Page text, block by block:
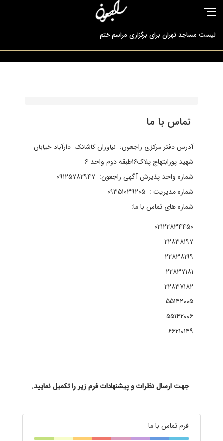
لیست مساجد تهران برای برگزاری مراسم ختم
آگهی راجعون یاری شما رو ارج نهاده همراهی شما را سپاس می گوید
تماس با ما
آدرس دفتر مرکزی راجعون: نیاوران کاشانک دارآباد خیابان
شهید پورابتهاج پلاک۱۶طبقه دوم واحد ۶
شماره واحد پذیرش آگهی راجعون: ۰۹۱۲۵۷۸۲۹۴۷
شماره مدیریت : ۰۹۳۵۱۰۳۹۲۰۵
شماره های تماس با ما:
۰۲۱۲۲۸۳۴۴۵۰
۲۲۸۳۸۱۹۷
۲۲۸۳۸۱۹۹
۲۲۸۳۷۱۸۱
۲۲۸۳۷۱۸۲
۵۵۱۴۲۰۰۵
۵۵۱۴۲۰۰۶
۶۶۲۱۰۱۴۹
جهت ارسال نظرات و پیشنهادات فرم زیر را تکمیل نمایید.
فرم تماس با ما